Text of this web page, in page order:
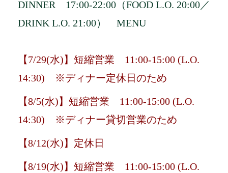
DINNER 17:00-22:00（FOOD L.O. 20:00／
DRINK L.O. 21:00） MENU
【7/29(水)】短縮営業 11:00-15:00 (L.O.
14:30) ※ディナー定休日のため
【8/5(水)】短縮営業 11:00-15:00 (L.O.
14:30) ※ディナー貸切営業のため
【8/12(水)】定休日
【8/19(水)】短縮営業 11:00-15:00 (L.O.